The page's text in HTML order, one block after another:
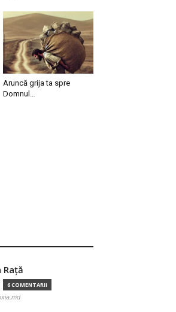
Aruncă grija ta spre
Domnul…
Raţă
6 COMENTARII